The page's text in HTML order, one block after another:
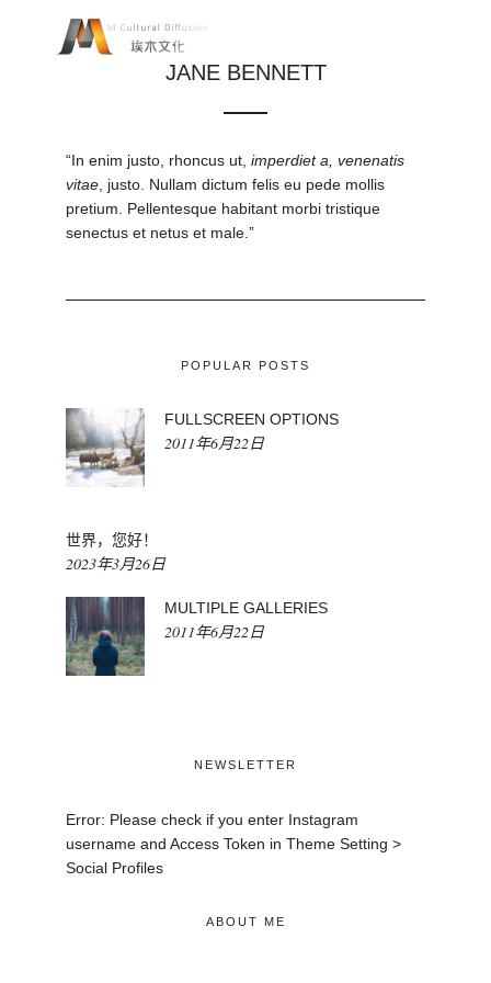
JANE BENNETT
“In enim justo, rhoncus ut, imperdiet a, venenatis
vitae , justo. Nullam dictum felis eu pede mollis
pretium. Pellentesque habitant morbi tristique
senectus et netus et male.”
POPULAR POSTS
FULLSCREEN OPTIONS
2011年6月22日
世界，您好！
2023年3月26日
MULTIPLE GALLERIES
2011年6月22日
NEWSLETTER
Error: Please check if you enter Instagram
username and Access Token in Theme Setting >
Social Profiles
ABOUT ME